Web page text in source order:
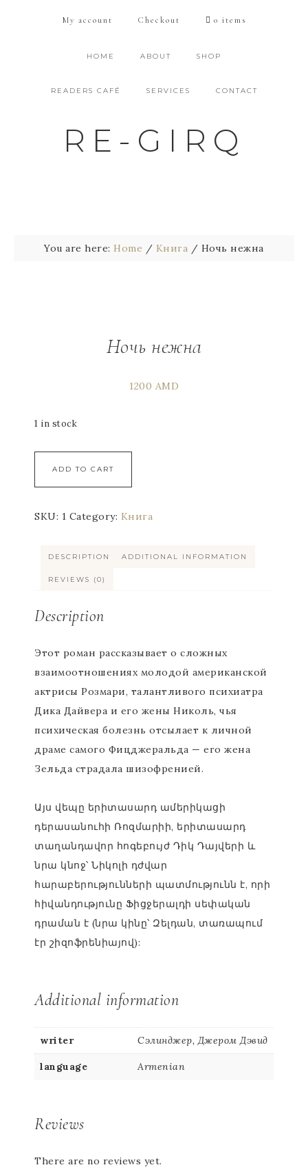
My account Checkout 0 items
HOME ABOUT SHOP
READERS CAFÉ SERVICES CONTACT
RE-GIRQ
You are here: Home / Книга / Ночь нежна
Ночь нежна
1200 AMD
1 in stock
ADD TO CART
SKU: 1 Category: Книга
DESCRIPTION ADDITIONAL INFORMATION
REVIEWS (0)
Description
Этот роман рассказывает о сложных
взаимоотношениях молодой американской
актрисы Розмари, талантливого психиатра
Дика Дайвера и его жены Николь, чья
психическая болезнь отсылает к личной
драме самого Фицджеральда — его жена
Зельда страдала шизофренией.
Այս վեպը երիտասարդ ամերիկացի
դերասանուհի Ռոզմարիի, երիտասարդ
տաղանդավոր հոգեբույժ Դիկ Դայվերի և
նրա կնոջ՝ Նիկոլի դժվար
հարաբերությունների պատմությունն է, որի
հիվանդությունը Ֆիցջերալդի սեփական
դրաման է (նրա կինը՝ Զելդան, տառապում
էր շիզոֆրենիայով):
Additional information
writer Сэлинджер, Джером Дэвид
language Armenian
Reviews
There are no reviews yet.